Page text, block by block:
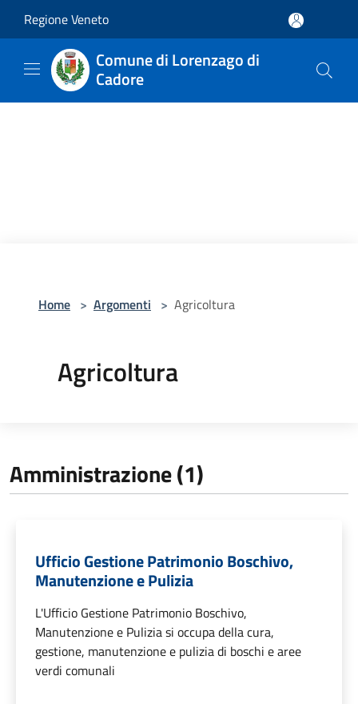
Regione Veneto
Comune di Lorenzago di
Cadore
Home > Argomenti > Agricoltura
Agricoltura
Amministrazione (1)
Ufficio Gestione Patrimonio Boschivo,
Manutenzione e Pulizia
L'Ufficio Gestione Patrimonio Boschivo,
Manutenzione e Pulizia si occupa della cura,
gestione, manutenzione e pulizia di boschi e aree
verdi comunali